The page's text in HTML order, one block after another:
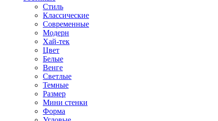
Стиль
Классические
Современные
Модерн
Хай-тек
Цвет
Белые
Венге
Светлые
Темные
Размер
Мини стенки
Форма